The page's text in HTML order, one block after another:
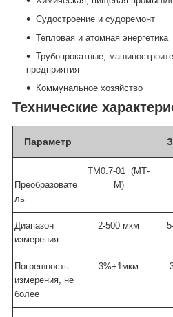
Судостроение и судоремонт
Тепловая и атомная энергетика
Трубопрокатные,
предприятия
Коммунальное хозяйство
Технические
Параметр
Преобразовате
ль
ТМ0.7-01 (МТ-
М)
Диапазон
измерения
2-500 мкм
Погрешность
измерения, не
более
3%+1мкм